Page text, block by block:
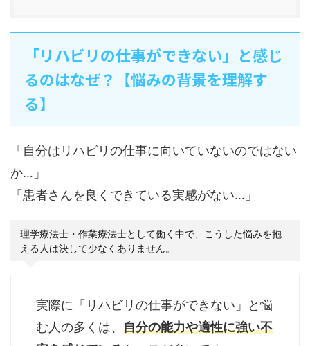
「リハビリの仕事ができない」と感じ
るのはなぜ？【悩みの背景を理解す
る】
「自分はリハビリの仕事に向いていないのではない
か…」
「患者さんを良くできている実感がない…」
理学療法士・作業療法士として働く中で、こうした悩みを抱
える人は決して少なくありません。
実際に「リハビリの仕事ができない」と悩
む人の多くは、 自分の能力や適性に強い不